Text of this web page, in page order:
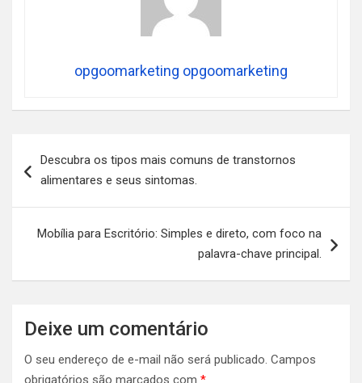
opgoomarketing opgoomarketing
de
Descubra os tipos mais comuns de transtornos
alimentares e seus sintomas.
Mobília para Escritório: Simples e direto, com foco na
palavra-chave principal.
Deixe um comentário
O seu endereço de e-mail não será publicado. Campos
obrigatórios são marcados com *